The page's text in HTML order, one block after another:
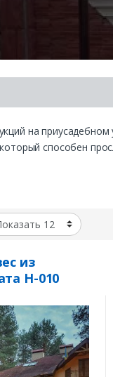
на
способен
из
Н-010